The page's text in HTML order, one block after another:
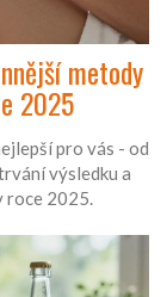
metody
2025
pro vás - od
výsledku a
roce 2025.